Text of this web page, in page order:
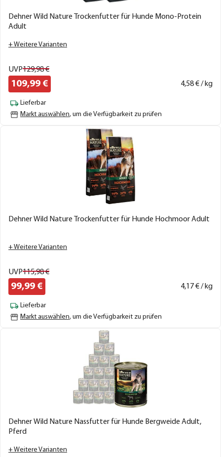
Dehner Wild Nature Trockenfutter für Hunde Mono-Protein
Adult
+ Weitere Varianten
UVP129,98€
109,99 € 4,58€ / kg
Lieferbar
Markt auswählen, um die Verfügbarkeit zu prüfen
Dehner Wild Nature Trockenfutter für Hunde Hochmoor Adult
+ Weitere Varianten
UVP115,98€
99,99 € 4,17€ / kg
Lieferbar
Markt auswählen, um die Verfügbarkeit zu prüfen
Dehner Wild Nature Nassfutter für Hunde Bergweide Adult,
Pferd
+ Weitere Varianten